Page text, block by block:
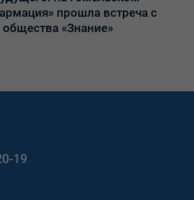
прошла встреча с
«Знание»
19